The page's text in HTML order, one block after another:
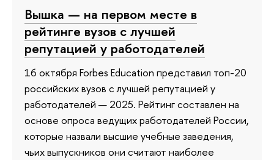
Вышка — на первом месте в
рейтинге вузов с лучшей
репутацией у работодателей
16 октября Forbes Education представил топ-20
российских вузов с лучшей репутацией у
работодателей — 2025. Рейтинг составлен на
основе опроса ведущих работодателей России,
которые назвали высшие учебные заведения,
чьих выпускников они считают наиболее